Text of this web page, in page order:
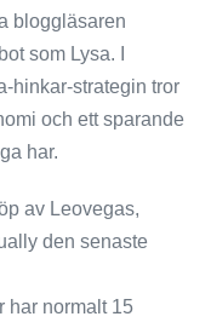
bloggläsaren
som Lysa. I
hinkar-strategin tror
och ett sparande
har.
av Leovegas,
den senaste
har normalt 15